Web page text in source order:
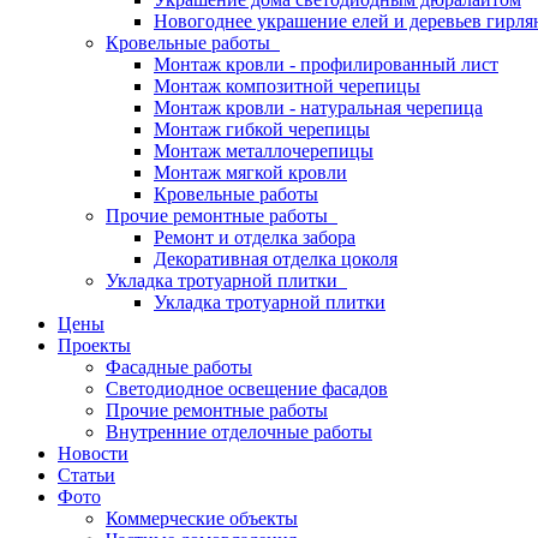
Новогоднее украшение елей и деревьев
Кровельные работы
Монтаж кровли - профилированный лист
Монтаж композитной черепицы
Монтаж кровли - натуральная черепица
Монтаж гибкой черепицы
Монтаж металлочерепицы
Монтаж мягкой кровли
Кровельные работы
Прочие ремонтные работы
Ремонт и отделка забора
Декоративная отделка цоколя
Укладка тротуарной плитки
Укладка тротуарной плитки
Цены
Проекты
Фасадные работы
Светодиодное освещение фасадов
Прочие ремонтные работы
Внутренние отделочные работы
Новости
Статьи
Фото
Коммерческие объекты